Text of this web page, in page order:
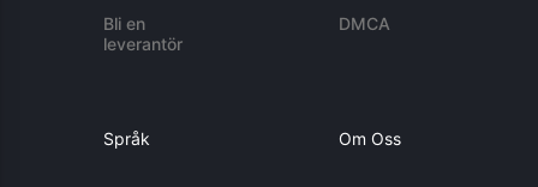
Bli en
leverantör
DMCA
Språk Om Oss